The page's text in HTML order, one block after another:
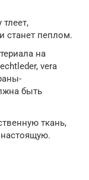
станет пеплом.
на
vera
быть
ткань,